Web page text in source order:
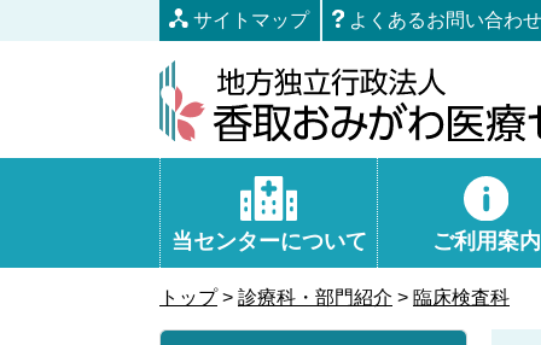
文
サイトマップ よくあるお問い合わせ
当センターについて ご利用案内
トップ> 診療科・部門紹介 > 臨床検査科